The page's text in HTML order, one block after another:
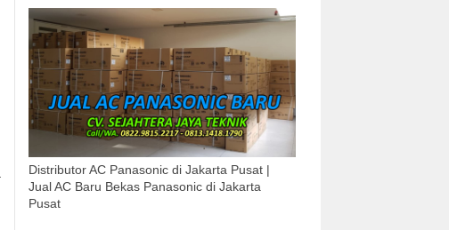
Distributor AC Panasonic di Jakarta Pusat |
Jual AC Baru Bekas Panasonic di Jakarta
Pusat